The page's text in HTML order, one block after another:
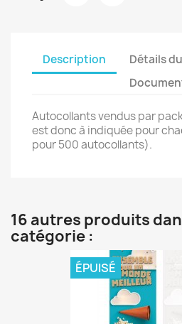
Description
Détails
Autocollants vendus par
est donc à indiquée pour
pour 500 autocollants).
16 autres produits
catégorie :
ÉPUISÉ